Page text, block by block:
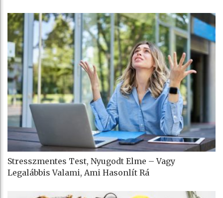
Stresszmentes Test, Nyugodt Elme – Vagy
Legalábbis Valami, Ami Hasonlít Rá